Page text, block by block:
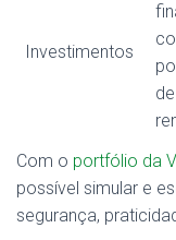
Investimentos
de
Com o portfólio da
possível simular e
segurança,